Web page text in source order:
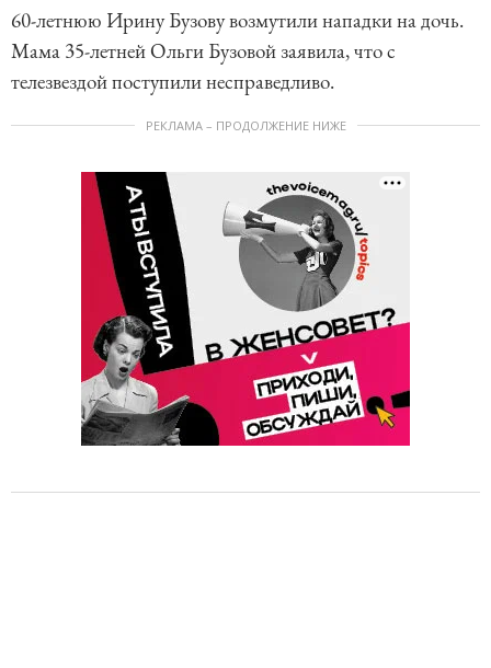
60-летнюю Ирину Бузову возмутили нападки на дочь.
Мама 35-летней Ольги Бузовой заявила, что с
телезвездой поступили несправедливо.
РЕКЛАМА – ПРОДОЛЖЕНИЕ НИЖЕ